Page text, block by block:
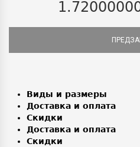
Виды и размеры
Доставка и оплата
Скидки
Доставка и оплата
Скидки